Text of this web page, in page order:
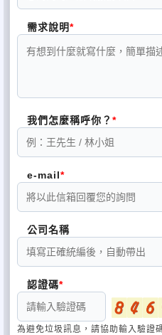
需求說明
我們怎麼稱呼你？
e-mail
公司名稱
認證碼
為避免垃圾訊息，請協助輸入驗證